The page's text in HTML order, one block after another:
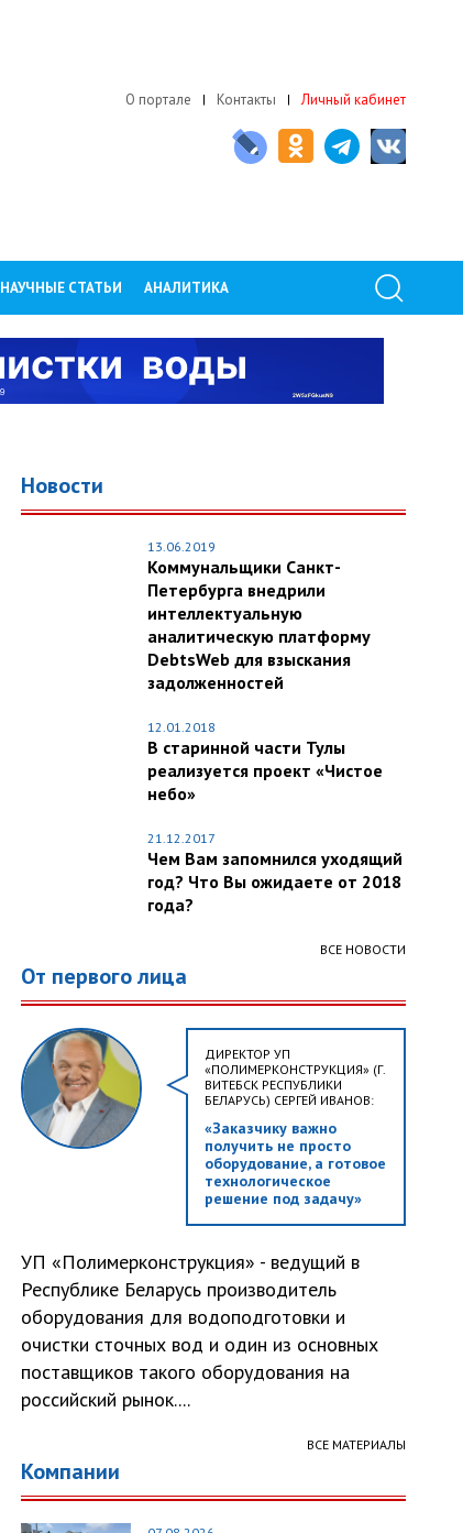
О портале Контакты Личный кабинет
НАУЧНЫЕ СТАТЬИ АНАЛИТИКА
Новости
13.06.2019
Коммунальщики Санкт-
Петербурга внедрили
интеллектуальную
аналитическую платформу
DebtsWeb для взыскания
задолженностей
12.01.2018
В старинной части Тулы
реализуется проект «Чистое
небо»
21.12.2017
Чем Вам запомнился уходящий
год? Что Вы ожидаете от 2018
года?
ВСЕ НОВОСТИ
От первого лица
ДИРЕКТОР УП
«ПОЛИМЕРКОНСТРУКЦИЯ» (Г.
ВИТЕБСК РЕСПУБЛИКИ
БЕЛАРУСЬ) СЕРГЕЙ ИВАНОВ:
«Заказчику важно
получить не просто
оборудование, а готовое
технологическое
решение под задачу»
УП «Полимерконструкция» - ведущий в
Республике Беларусь производитель
оборудования для водоподготовки и
очистки сточных вод и один из основных
поставщиков такого оборудования на
российский рынок....
ВСЕ МАТЕРИАЛЫ
Компании